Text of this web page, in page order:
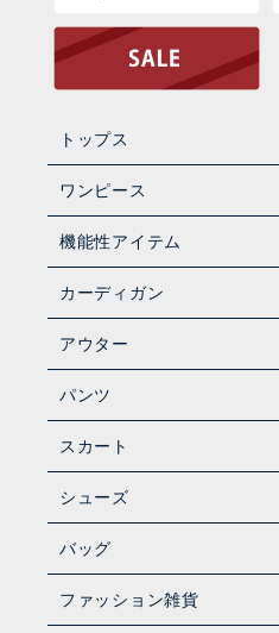
トップス
ワンピース
機能性アイテム
カーディガン
アウター
パンツ
スカート
シューズ
バッグ
ファッション雑貨